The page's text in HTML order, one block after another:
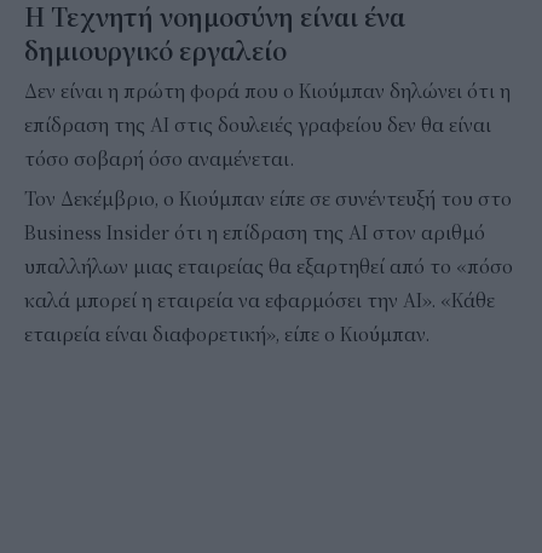
Η Τεχνητή νοημοσύνη είναι ένα
δημιουργικό εργαλείο
Δεν είναι η πρώτη φορά που ο Κιούμπαν δηλώνει ότι η
επίδραση της AI στις δουλειές γραφείου δεν θα είναι
τόσο σοβαρή όσο αναμένεται.
Τον Δεκέμβριο, ο Κιούμπαν είπε σε συνέντευξή του στο
Business Insider ότι η επίδραση της AI στον αριθμό
υπαλλήλων μιας εταιρείας θα εξαρτηθεί από το «πόσο
καλά μπορεί η εταιρεία να εφαρμόσει την AI». «Κάθε
εταιρεία είναι διαφορετική», είπε ο Κιούμπαν.